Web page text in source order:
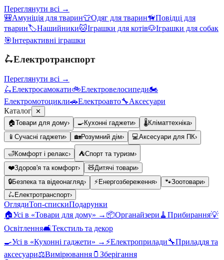
Переглянути всі →
🎒Амуніція для тварин👕Одяг для тварин🦮Повідці для
тварин🏷️Нашийники🐱Іграшки для котів🐶Іграшки для собак
🎯Інтерактивні іграшки
🛴Електротранспорт
Переглянути всі →
🛴Електросамокати🚲Електровелосипеди🏍️
Електромотоцикли🚗Електроавто🔧Аксесуари
Каталог ✕
🏠Товари для дому› 🍳Кухонні гаджети› 🌡️Кліматтехніка›
📱 Сучасні гаджети› 🏡Розумний дім› 💻Аксесуари для ПК›
🛁Комфорт і релакс› ⛺Спорт та туризм›
❤️Здоров'я та комфорт› 🧸Дитячі товари›
🔒Безпека та відеонагляд› ⚡ Енергозбереження› 🐾Зоотовари›
🛴 Електротранспорт›
ОглядиТоп-спискиПодарунки
🏠Усі в «Товари для дому» → 📦Органайзери 🧹 Прибирання💡
Освітлення🛋️Текстиль та декор
🍳Усі в «Кухонні гаджети» → ⚡Електроприлади🔧Приладдя та
аксесуари⚖️Вимірювання 🫙 Зберігання